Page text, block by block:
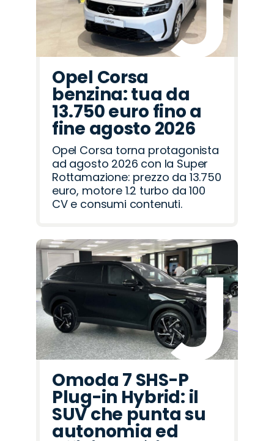
Opel Corsa
benzina: tua da
13.750 euro fino a
fine agosto 2026
Opel Corsa torna protagonista
ad agosto 2026 con la Super
Rottamazione: prezzo da 13.750
euro, motore 1.2 turbo da 100
CV e consumi contenuti.
Omoda 7 SHS-P
Plug-in Hybrid: il
SUV che punta su
autonomia ed